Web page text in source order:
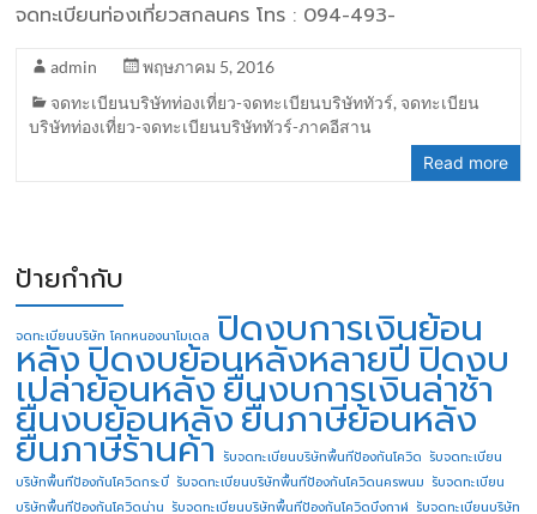
จดทะเบียนท่องเที่ยวสกลนคร โทร : 094-493-
admin
พฤษภาคม 5, 2016
จดทะเบียนบริษัทท่องเที่ยว-จดทะเบียนบริษัททัวร์, จดทะเบียน
บริษัทท่องเที่ยว-จดทะเบียนบริษัททัวร์-ภาคอีสาน
Read more
ป้ายกำกับ
จดทะเบียนบริษัท โคกหนองนาโมเดล ปิดงบการเงินย้อน
หลังปิดงบย้อนหลังหลายปี ปิดงบ
เปล่าย้อนหลังยื่นงบการเงินล่าช้า
ยื่นงบย้อนหลังยื่นภาษีย้อนหลัง
ยื่นภาษีร้านค้า รับจดทะเบียนบริษัทพื้นทีป้องกันโควิด รับจดทะเบียน
บริษัทพื้นทีป้องกันโควิดกระบี่ รับจดทะเบียนบริษัทพื้นทีป้องกันโควิดนครพนม รับจดทะเบียน
บริษัทพื้นทีป้องกันโควิดน่าน รับจดทะเบียนบริษัทพื้นทีป้องกันโควิดบึงกาฬ รับจดทะเบียนบริษัท